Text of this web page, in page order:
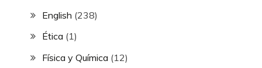
English (238)
Ética (1)
Física y Química (12)